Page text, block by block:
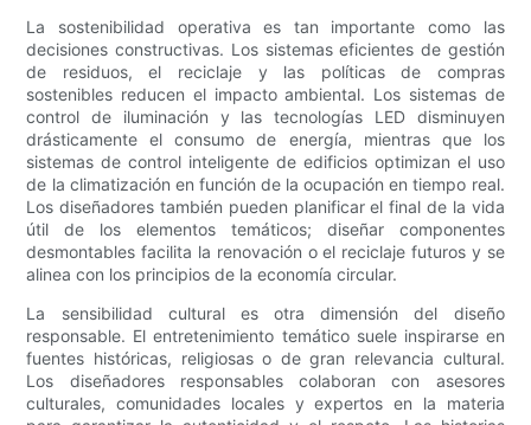
La sostenibilidad operativa es tan importante como las
decisiones constructivas. Los sistemas eficientes de gestión
de residuos, el reciclaje y las políticas de compras
sostenibles reducen el impacto ambiental. Los sistemas de
control de iluminación y las tecnologías LED disminuyen
drásticamente el consumo de energía, mientras que los
sistemas de control inteligente de edificios optimizan el uso
de la climatización en función de la ocupación en tiempo real.
Los diseñadores también pueden planificar el final de la vida
útil de los elementos temáticos; diseñar componentes
desmontables facilita la renovación o el reciclaje futuros y se
alinea con los principios de la economía circular.
La sensibilidad cultural es otra dimensión del diseño
responsable. El entretenimiento temático suele inspirarse en
fuentes históricas, religiosas o de gran relevancia cultural.
Los diseñadores responsables colaboran con asesores
culturales, comunidades locales y expertos en la materia